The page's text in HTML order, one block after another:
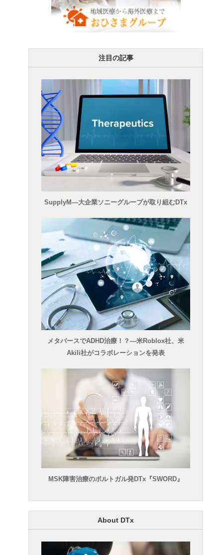
注目の記事
SupplyM―大企業ソニーグループが取り組むDTx
メタバースでADHD治療！？―米Roblox社、米
Akili社がコラボレーションを発表
MSK障害治療のポルトガル発DTx『SWORD』
About DTx